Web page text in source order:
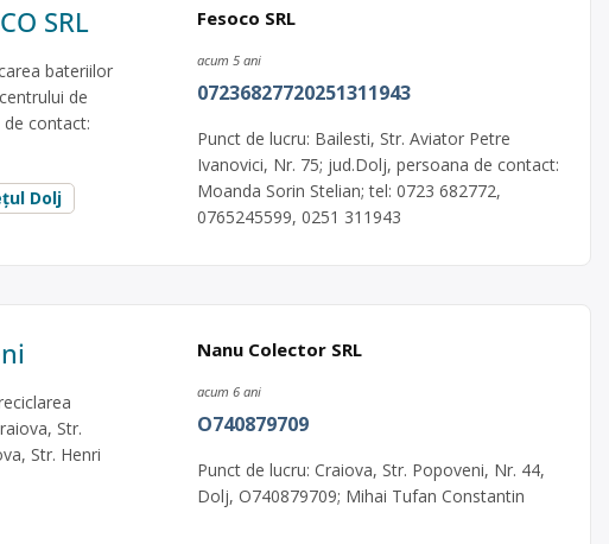
SRL
bateriilor
de
contact:
Dolj
Fesoco SRL
acum 5 ani
07236827720251311943
Punct de lucru: Bailesti, Str. Aviator Petre
Ivanovici, Nr. 75; jud.Dolj, persoana de contact:
Moanda Sorin Stelian; tel: 0723 682772,
0765245599, 0251 311943
Str.
Str. Henri
Nanu Colector SRL
acum 6 ani
O740879709
Punct de lucru: Craiova, Str. Popoveni, Nr. 44,
Dolj, O740879709; Mihai Tufan Constantin